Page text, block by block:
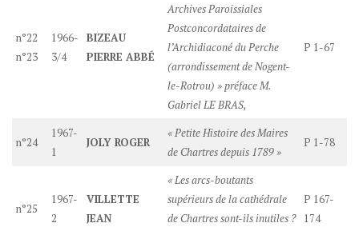
n°22
n°23
1966-
3/4
BIZEAU
PIERRE ABBÉ
Archives Paroissiales
Postconcordataires de
l’Archidiaconé du Perche
(arrondissement de Nogent-
le-Rotrou) » préface M.
Gabriel LE BRAS,
P 1-67
n°24
1967-
1
JOLY ROGER
« Petite Histoire des Maires
de Chartres depuis 1789 »
P 1-78
n°25
1967-
2
VILLETTE
JEAN
« Les arcs-boutants
supérieurs de la cathédrale
de Chartres sont-ils inutiles ?
P 167-
174